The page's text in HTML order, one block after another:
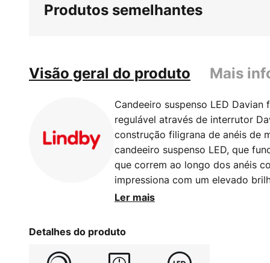
Produtos semelhantes
Visão geral do produto Mais
Candeeiro suspenso LED
regulável através de interrutor
construção filigrana de anéis de
candeeiro suspenso LED, que
que correm ao longo dos anéis
impressiona com um elevado
possível reduzir a luminosidade
confere ao candeeiro suspenso
clássico, enquanto a nota básica
Ler mais
Detalhes do produto